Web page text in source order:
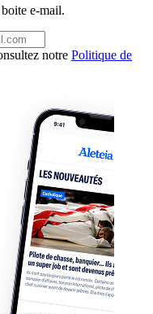
e-mail.
notre Politique de